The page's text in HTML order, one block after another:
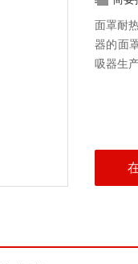
面罩耐
器的面
吸器生